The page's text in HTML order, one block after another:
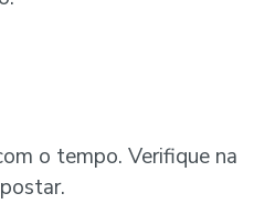
o tempo. Verifique na